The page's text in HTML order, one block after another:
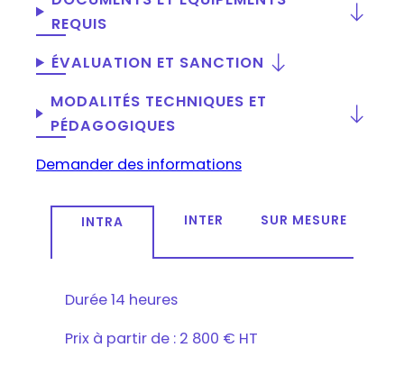
REQUIS
ÉVALUATION ET SANCTION
MODALITÉS TECHNIQUES ET
PÉDAGOGIQUES
Demander des informations
INTRA INTER SUR MESURE
Durée14 heures
Prix à partir de : 2 800 € HT